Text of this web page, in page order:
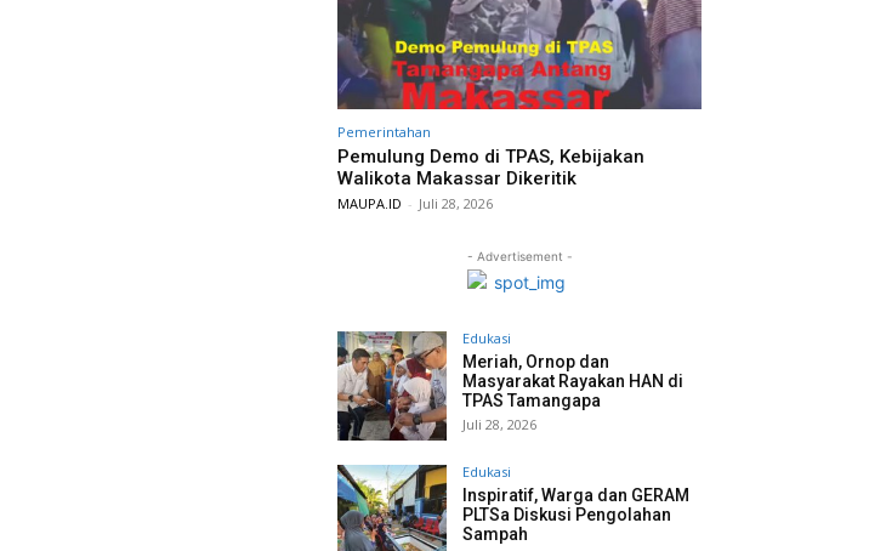
Pemerintahan
Pemulung Demo di TPAS, Kebijakan
Walikota Makassar Dikeritik
MAUPA.ID - Juli 28, 2026
- Advertisement -
Edukasi
Meriah, Ornop dan
Masyarakat Rayakan HAN di
TPAS Tamangapa
Juli 28, 2026
Edukasi
Inspiratif, Warga dan GERAM
PLTSa Diskusi Pengolahan
Sampah